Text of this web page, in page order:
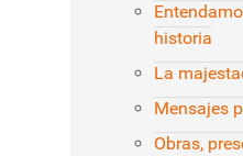
historia
La
Mensajes
Obras,